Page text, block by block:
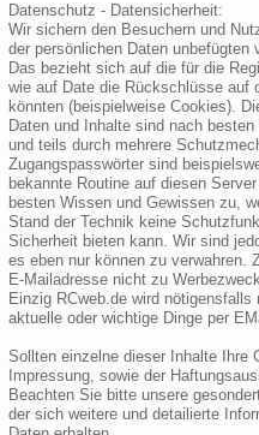
Datenschutz - Datensicherheit:
Wir sichern den Besuchern und
der persönlichen Daten
Das bezieht sich auf die für die
wie auf Date die Rückschlüsse auf
könnten (beispielweise Cookies).
Daten und Inhalte sind nach
und teils durch mehrere
Zugangspasswörter sind
bekannte Routine auf diesen
besten Wissen und Gewissen zu,
Stand der Technik keine
Sicherheit bieten kann. Wir sind
es eben nur können zu verwahren.
E-Mailadresse nicht zu
Einzig RCweb.de wird
aktuelle oder wichtige Dinge per
Sollten einzelne dieser Inhalte Ihre
Impressung, sowie der
Beachten Sie bitte unsere
der sich weitere und detailierte